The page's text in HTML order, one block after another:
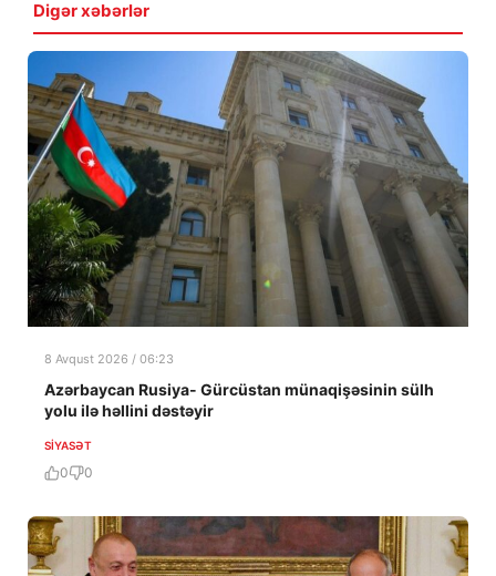
Digər xəbərlər
8 Avqust 2026 / 06:23
Azərbaycan Rusiya- Gürcüstan münaqişəsinin sülh
yolu ilə həllini dəstəyir
SIYASƏT
0 0